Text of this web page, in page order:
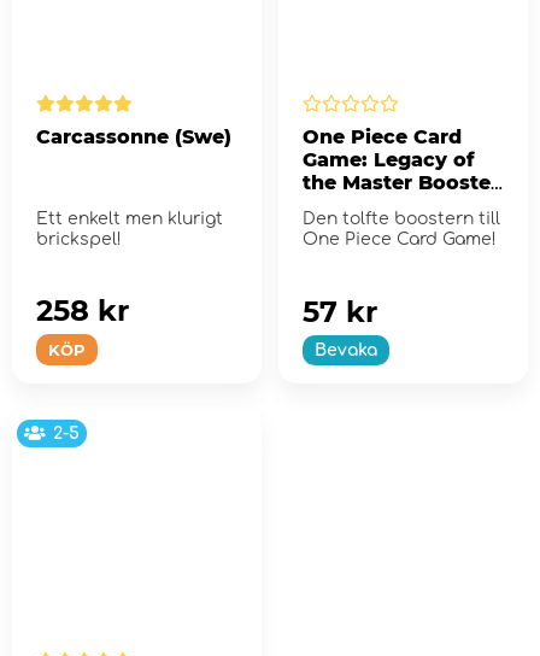
Carcassonne (Swe)
Ett enkelt men klurigt
brickspel!
KÖP
258 kr
One Piece Card
Game: Legacy of
the Master Booster
Pack OP12
Den tolfte boostern till
One Piece Card Game!
Bevaka
57 kr
2-5